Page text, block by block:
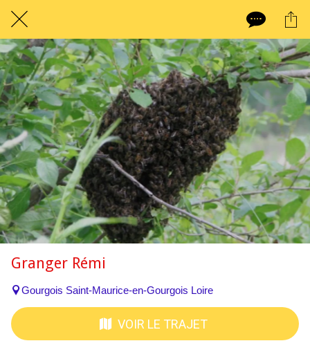
Granger Rémi
Gourgois Saint-Maurice-en-Gourgois Loire
VOIR LE TRAJET